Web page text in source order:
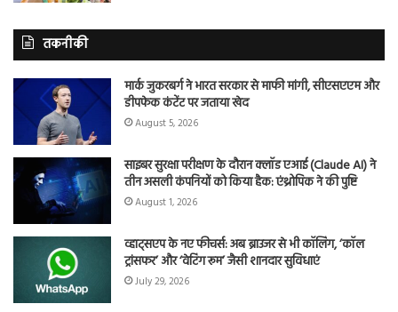
तकनीकी
मार्क जुकरबर्ग ने भारत सरकार से माफी मांगी, सीएसएएम और
डीपफेक कंटेंट पर जताया खेद
August 5, 2026
साइबर सुरक्षा परीक्षण के दौरान क्लॉड एआई (Claude AI) ने
तीन असली कंपनियों को किया हैक: एंथ्रोपिक ने की पुष्टि
August 1, 2026
व्हाट्सएप के नए फीचर्स: अब ब्राउजर से भी कॉलिंग, ‘कॉल
ट्रांसफर’ और ‘वेटिंग रूम’ जैसी शानदार सुविधाएं
July 29, 2026